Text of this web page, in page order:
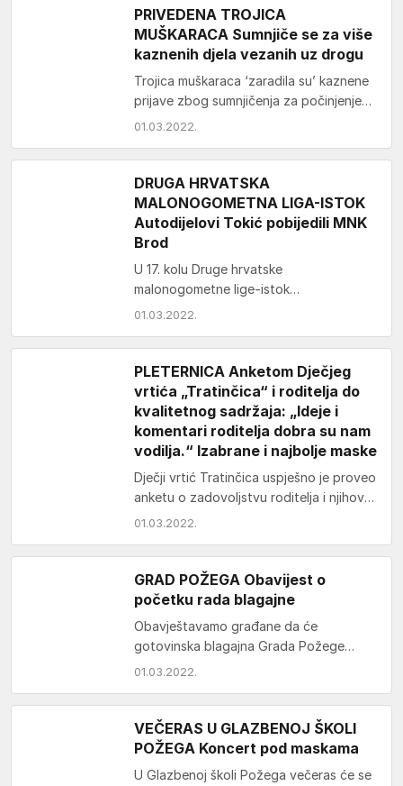
PRIVEDENA TROJICA
MUŠKARACA Sumnjiče se za više
kaznenih djela vezanih uz drogu
Trojica muškaraca ‘zaradila su’ kaznene
prijave zbog sumnjičenja za počinjenje
više kaznenih djela vezanih uz drogu.
01.03.2022.
DRUGA HRVATSKA
MALONOGOMETNA LIGA-ISTOK
Autodijelovi Tokić pobijedili MNK
Brod
U 17. kolu Druge hrvatske
malonogometne lige-istok
malonogometaši Autodijelova Tokić su u
Pirc“ pobijedili ekipu MNK Brod iz
Slavonskog Broda s 3:2…
01.03.2022.
PLETERNICA Anketom Dječjeg
vrtića „Tratinčica“ i roditelja do
kvalitetnog sadržaja: „Ideje i
komentari roditelja dobra su nam
vodilja.“ Izabrane i najbolje maske
Dječji vrtić Tratinčica uspješno je proveo
anketu o zadovoljstvu roditelja i njihove
djece o potrebama, mogućnostima te
01.03.2022.
GRAD POŽEGA Obavijest o
početku rada blagajne
Obavještavamo građane da će
gotovinska blagajna Grada Požege
započeti s radom 1. ožujka 2022. godine.
otvorena od…
01.03.2022.
VEČERAS U GLAZBENOJ ŠKOLI
POŽEGA Koncert pod maskama
U Glazbenoj školi Požega večeras će se